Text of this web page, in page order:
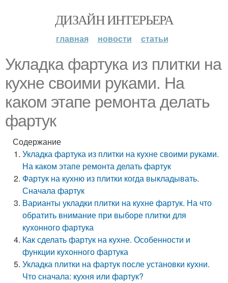
ДИЗАЙН ИНТЕРЬЕРА
главная новости статьи
Укладка фартука из плитки на
кухне своими руками. На
каком этапе ремонта делать
фартук
Содержание
Укладка фартука из плитки на кухне своими руками.
На каком этапе ремонта делать фартук
Фартук на кухню из плитки когда выкладывать.
Сначала фартук
Варианты укладки плитки на кухне фартук. На что
обратить внимание при выборе плитки для
кухонного фартука
Как сделать фартук на кухне. Особенности и
функции кухонного фартука
Укладка плитки на фартук после установки кухни.
Что сначала: кухня или фартук?